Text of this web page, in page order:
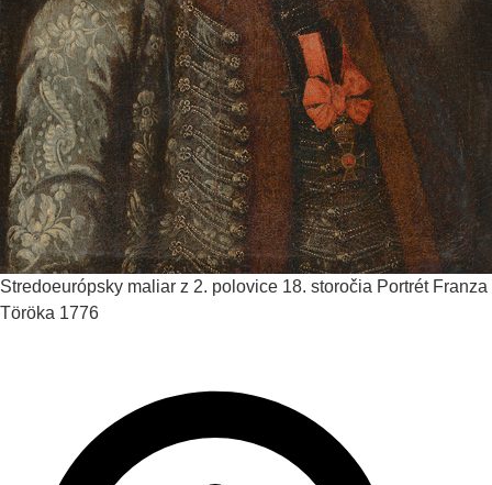
Stredoeurópsky maliar z 2. polovice 18. storočia Portrét Franza
Töröka 1776